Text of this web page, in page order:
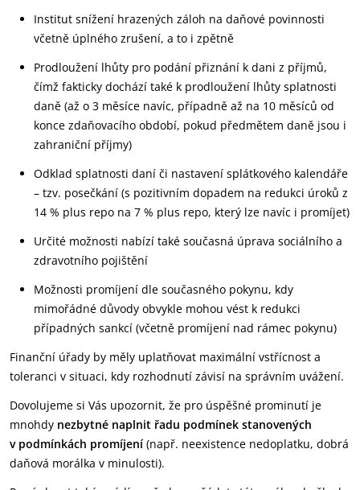
Institut snížení hrazených záloh na daňové povinnosti
včetně úplného zrušení, a to i zpětně
Prodloužení lhůty pro podání přiznání k dani z příjmů,
čímž fakticky dochází také k prodloužení lhůty splatnosti
daně (až o 3 měsíce navíc, případně až na 10 měsíců od
konce zdaňovacího období, pokud předmětem daně jsou i
zahraniční příjmy)
Odklad splatnosti daní či nastavení splátkového kalendáře
– tzv. posečkání (s pozitivním dopadem na redukci úroků z
14 % plus repo na 7 % plus repo, který lze navíc i promíjet)
Určité možnosti nabízí také současná úprava sociálního a
zdravotního pojištění
Možnosti promíjení dle současného pokynu, kdy
mimořádné důvody obvykle mohou vést k redukci
případných sankcí (včetně promíjení nad rámec pokynu)
Finanční úřady by měly uplatňovat maximální vstřícnost a
toleranci v situaci, kdy rozhodnutí závisí na správním uvážení.
Dovolujeme si Vás upozornit, že pro úspěšné prominutí je
mnohdy nezbytné naplnit řadu podmínek stanovených
v podmínkách promíjení (např. neexistence nedoplatku, dobrá
daňová morálka v minulosti).